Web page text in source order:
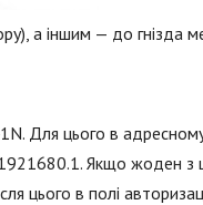
а іншим — до гнізда
Для цього в
Якщо жоден з
цього в полі